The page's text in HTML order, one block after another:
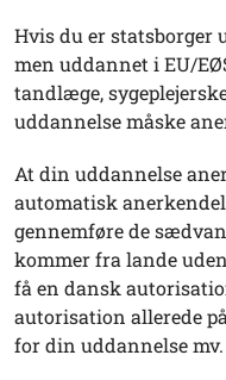
Hvis du er statsborger
men uddannet i EU/
tandlæge,
uddannelse måske
At din uddannelse
automatisk
gennemføre de
kommer fra lande
få en dansk
autorisation allerede
for din uddannelse mv.